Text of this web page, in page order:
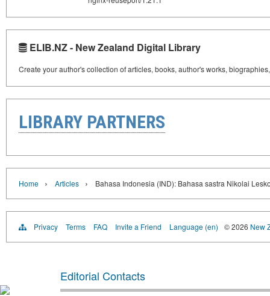
ELIB.NZ - New Zealand Digital Library
Create your author's collection of articles, books, author's works,
LIBRARY PARTNERS
Home › Articles › Bahasa Indonesia (IND): Bahasa sastra Nikolai
Privacy Terms FAQ Invite a Friend Language (en) © 2026 New
Editorial Contacts